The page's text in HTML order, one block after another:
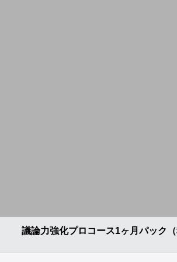
議論力強化プロコース1ヶ月パック